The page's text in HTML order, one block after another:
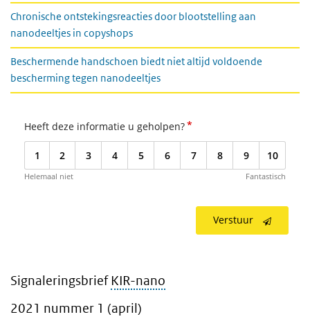
Chronische ontstekingsreacties door blootstelling aan
nanodeeltjes in copyshops
Beschermende handschoen biedt niet altijd voldoende
bescherming tegen nanodeeltjes
Heeft deze informatie u geholpen?*
1 2 3 4 5 6 7 8 9 10
Helemaal niet Fantastisch
Verstuur
Signaleringsbrief KIR-nano
2021 nummer 1 (april)